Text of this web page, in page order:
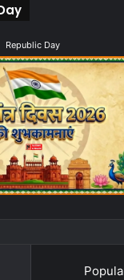
Republic Day